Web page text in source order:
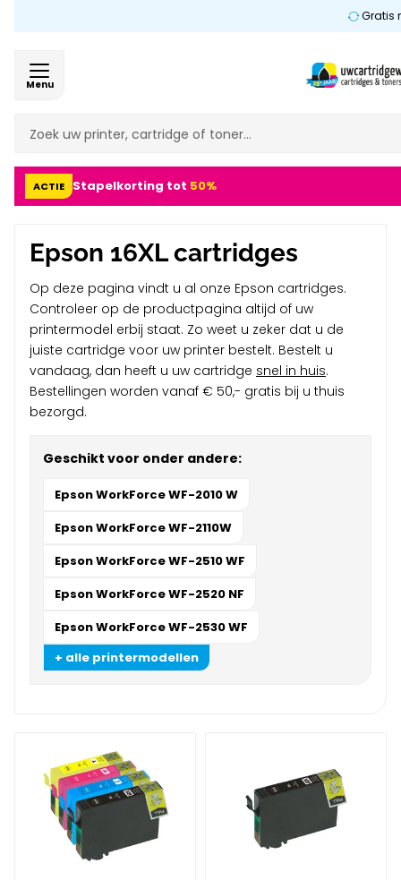
Gratis
Menu
ACTIE Stapelkorting tot 50%
Epson 16XL cartridges
Op deze pagina vindt u al onze Epson cartridges.
Controleer op de productpagina altijd of uw
printermodel erbij staat. Zo weet u zeker dat u de
juiste cartridge voor uw printer bestelt. Bestelt u
vandaag, dan heeft u uw cartridge snel in huis.
Bestellingen worden vanaf € 50,- gratis bij u thuis
bezorgd.
Geschikt voor onder andere:
Epson WorkForce WF-2010 W
Epson WorkForce WF-2110W
Epson WorkForce WF-2510 WF
Epson WorkForce WF-2520 NF
Epson WorkForce WF-2530 WF
+ alle printermodellen